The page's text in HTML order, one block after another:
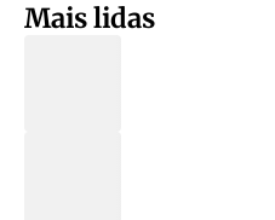
Mais lidas